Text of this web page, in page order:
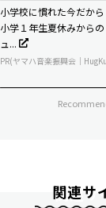
小学校に慣れた今だか
小学１年生夏休みから
ュ...
PR(ヤマハ音楽振興会｜
関連サ